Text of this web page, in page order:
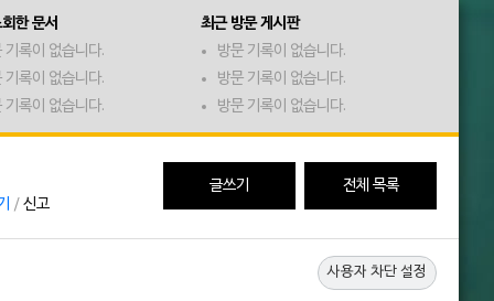
한 문서
기록이 없습니다.
기록이 없습니다.
기록이 없습니다.
최근 방문 게시판
방문 기록이 없습니다.
방문 기록이 없습니다.
방문 기록이 없습니다.
/ 신고
글쓰기 전체 목록
사용자 차단 설정